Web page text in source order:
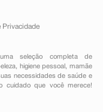
Privacidade
seleção completa de
, higiene pessoal ,mamãe
necessidades de saúde e
cuidado que você merece!